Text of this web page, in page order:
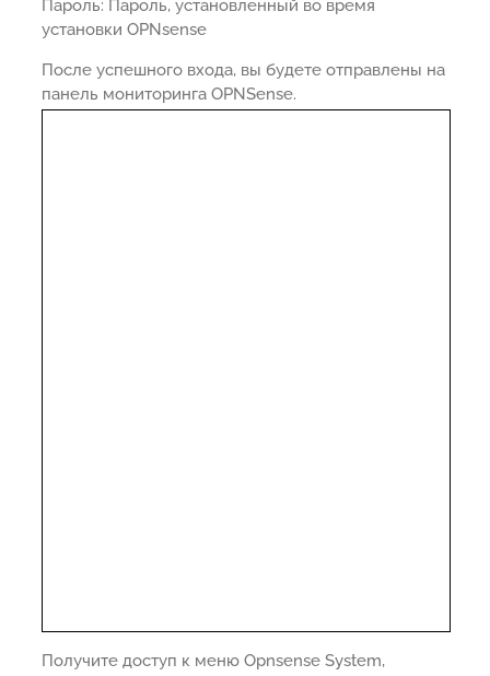
Пароль: Пароль, установленный во время
установки OPNsense
После успешного входа, вы будете отправлены на
панель мониторинга OPNSense.
Получите доступ к меню Opnsense System,